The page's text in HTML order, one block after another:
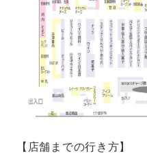
【店舗までの行き方】